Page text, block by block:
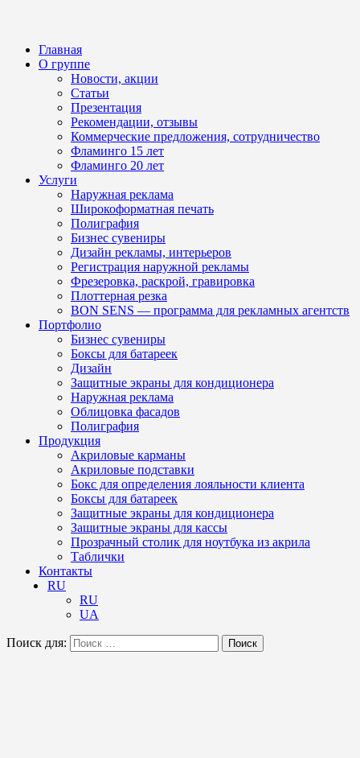
Главная
О группе
Новости, акции
Статьи
Презентация
Рекомендации, отзывы
Коммерческие предложения, сотрудничество
Фламинго 15 лет
Фламинго 20 лет
Услуги
Наружная реклама
Широкоформатная печать
Полиграфия
Бизнес сувениры
Дизайн рекламы, интерьеров
Регистрация наружной рекламы
Фрезеровка, раскрой, гравировка
Плоттерная резка
BON SENS — программа для рекламных агентств
Портфолио
Бизнес сувениры
Боксы для батареек
Дизайн
Защитные экраны для кондиционера
Наружная реклама
Облицовка фасадов
Полиграфия
Продукция
Акриловые карманы
Акриловые подставки
Бокс для определения лояльности клиента
Боксы для батареек
Защитные экраны для кондиционера
Защитные экраны для кассы
Прозрачный столик для ноутбука из акрила
Таблички
Контакты
RU
RU
UA
Поиск для: Поиск